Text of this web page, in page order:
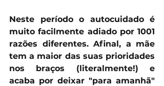
Neste período o autocuidado é
muito facilmente adiado por 1001
razões diferentes. Afinal, a mãe
tem a maior das suas prioridades
nos braços (literalmente!) e
acaba por deixar "para amanhã"